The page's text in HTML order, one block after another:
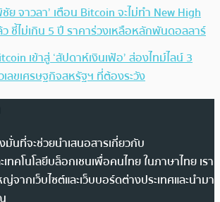
ชัย จาวลา’ เตือน Bitcoin จะไม่ทำ New High
ว ชี้ไม่เกิน 5 ปี ราคาร่วงเหลือหลักพันดอลลาร์
เข้าสู่ ‘สัปดาห์เงินเฟ้อ’ ส่องไทม์ไลน์ 3
เลขเศรษฐกิจสหรัฐฯ ที่ต้องระวัง
นที่จะช่วยนำเสนอสารเกี่ยวกับ
ทคโนโลยีบล็อกเชนเพื่อคนไทย ในภาษาไทย เรา
ากเว็บไซต์และเว็บบอร์ดต่างประเทศและนำมา